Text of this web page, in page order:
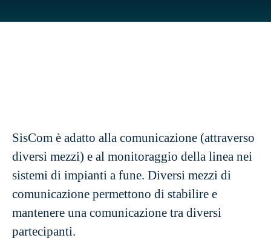
SisCom è adatto alla comunicazione (attraverso
diversi mezzi) e al monitoraggio della linea nei
sistemi di impianti a fune. Diversi mezzi di
comunicazione permettono di stabilire e
mantenere una comunicazione tra diversi
partecipanti.